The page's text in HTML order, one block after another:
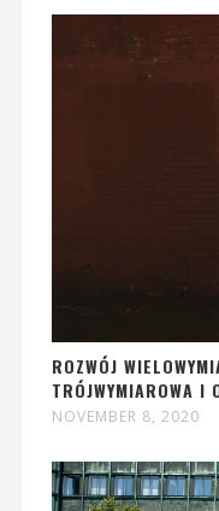
ROZWÓJ
TRÓJWYMIAROWA I
NOVEMBER 8, 2020